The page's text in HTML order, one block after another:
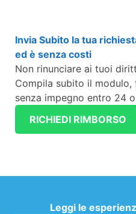
Invia Subito la tua
ed è senza costi
Non rinunciare ai tuoi
Compila subito il
senza impegno entro 24
RICHIEDI RIMBORSO
Leggi le